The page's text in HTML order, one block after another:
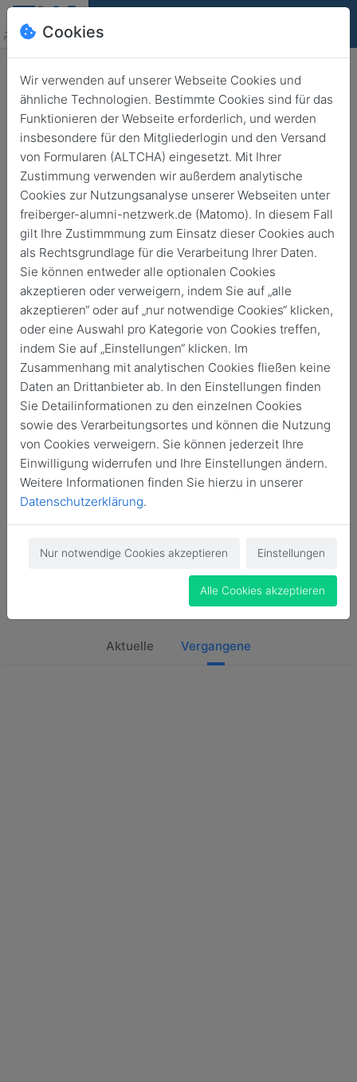
Veranstaltungen
Alle Veranstaltungen zu Kalender
Aktuelle Vergangene
Cookies
Wir verwenden auf unserer Webseite Cookies und
ähnliche Technologien. Bestimmte Cookies sind für das
Funktionieren der Webseite erforderlich, und werden
insbesondere für den Mitgliederlogin und den Versand
von Formularen (ALTCHA) eingesetzt. Mit Ihrer
Zustimmung verwenden wir außerdem analytische
Cookies zur Nutzungsanalyse unserer Webseiten unter
freiberger-alumni-netzwerk.de (Matomo). In diesem Fall
gilt Ihre Zustimmmung zum Einsatz dieser Cookies auch
als Rechtsgrundlage für die Verarbeitung Ihrer Daten.
Sie können entweder alle optionalen Cookies
akzeptieren oder verweigern, indem Sie auf „alle
akzeptieren“ oder auf „nur notwendige Cookies“ klicken,
oder eine Auswahl pro Kategorie von Cookies treffen,
indem Sie auf „Einstellungen“ klicken. Im
Zusammenhang mit analytischen Cookies fließen keine
Daten an Drittanbieter ab. In den Einstellungen finden
Sie Detailinformationen zu den einzelnen Cookies
sowie des Verarbeitungsortes und können die Nutzung
von Cookies verweigern. Sie können jederzeit Ihre
Einwilligung widerrufen und Ihre Einstellungen ändern.
Weitere Informationen finden Sie hierzu in unserer
Datenschutzerklärung.
Nur notwendige Cookies akzeptieren Einstellungen
Alle Cookies akzeptieren